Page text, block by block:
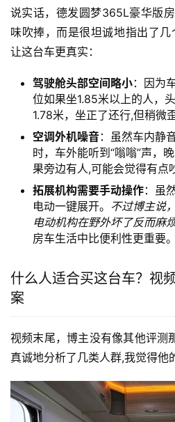
说实话，德发圆梦365L豪华版
味吹捧，而是很坦诚地指出了几
让这台车更真实：
驾驶舱头部空间略小：因为
位如果坐1.85米以上的人，
1.78米，坐正了还行,但稍微
空调外机噪音：虽然车内静
时，车外能听到“嗡嗡”声，
果旁边有人,可能会觉得有点
拓展机构需要手动操作：虽
电动一键展开。 不过博主说
电动机构在野外坏了反而麻烦
房车生活中比便利性更重要。
什么人适合买这台车？视
案
视频末尾，博主没有像其他评测
真诚地分析了几类人群,我觉得他